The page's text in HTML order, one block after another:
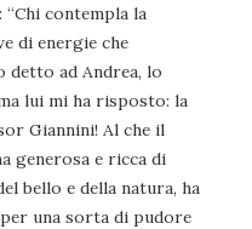
“Chi contempla la
di energie che
detto ad Andrea, lo
lui mi ha risposto: la
Giannini! Al che il
generosa e ricca di
bello e della natura, ha
una sorta di pudore